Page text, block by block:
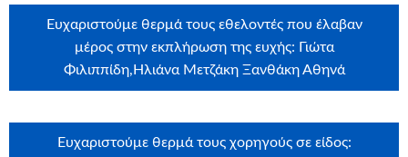
Ευχαριστούμε θερμά τους εθελοντές που έλαβαν
μέρος στην εκπλήρωση της ευχής: Γιώτα
Φιλιππίδη,Ηλιάνα Μετζάκη Ξανθάκη Αθηνά
Ευχαριστούμε θερμά τους χορηγούς σε είδος: